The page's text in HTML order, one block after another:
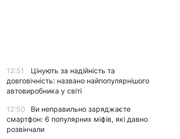
12:51
Цінують за надійність та
довговічність: названо найпопулярнішого
автовиробника у світі
12:50
Ви неправильно заряджаєте
смартфон: 6 популярних міфів, які давно
розвінчали